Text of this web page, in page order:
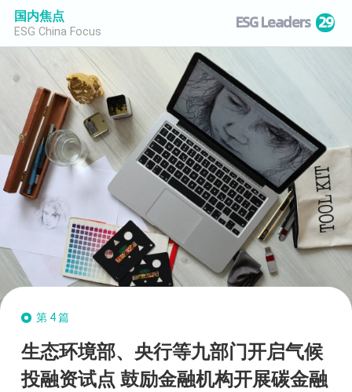
国内焦点
ESG China Focus ESG Leaders 29
第4篇
生态环境部、央行等九部门开启气候
投融资试点 鼓励金融机构开展碳金融